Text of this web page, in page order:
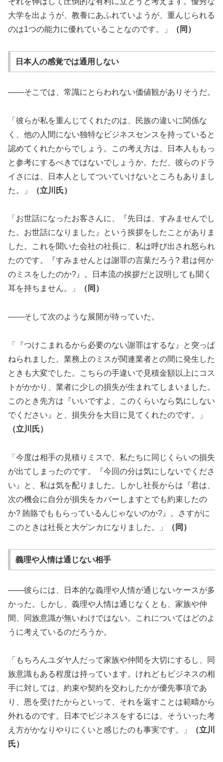
大学を出ようが、教養にあふれていようが、重んじられる
のは1つの能力に優れていることなのです。」
（同）
日本人の感覚では通用しない
――そこでは、常識にとらわれない価値観がありそうだ。
「彼らが私を重んじてくれたのは、民族の違いに関係な
く、他の人間にない独特なビジネスセンスを持っていると
認めてくれたからでしょう。この考え方は、日本人ももっ
と参考にするべきではないでしょうか。ただ、彼らのドラ
イさには、日本人としてついていけないところもありまし
た。」
（立川氏）
「お世話になったお客さんに、『先日は、すみませんでし
た。お世話になりました』という挨拶をしたことがありま
した。これを聞いた会社の社長に、私は呼び出され怒られ
たのです。『すみませんとは謝罪の言葉だろう? 君は何か
のミスをしたのか?』。日本流の挨拶だと説明しても聞く
耳を持ちません。」
（同）
――そして次のような展開が待っていた。
「『つけこまれるから必要のない謝罪はするな』と突っぱ
ねられました。業務上のミスが関連業者との間に発生した
ときも大変でした。こちらの手違いで見積金額以上にコス
トがかかり、業者に少しの損失が生まれてしまいました。
このとき先方は『いいですよ、このくらいなら気にしない
でください』と、損失分を大目に見てくれたのです。」
（立川氏）
「今度は相手の見積りミスで、私たちに同じくらいの損失
が出てしまったのです。『今回の分は気にしないでくださ
い』と、私は気を配りました。しかし社長からは『君は、
次の機会に自分が損失をカバーしますとでも約束したの
か? 賄賂でももらっているんじゃないのか?』。さすがに
このときは社長と大ゲンカになりました。」
（同）
義理や人情は通じない相手
――彼らには、日本的な義理や人情が通じないケースが多
かった。しかし、義理や人情は通じなくとも、家族や仲
間、同族意識が無いわけではない。これについてはどのよ
うに考えているのだろうか。
「もちろんユダヤ人だって家族や仲間を大切にするし、同
族意識もある程度は持っています。けれどもビジネスの相
手に対しては、約束や契約を交わしたかが優先事項であ
り、恩を受けたからといって、それを返すことは範疇から
外れるのです。日本でビジネスをするには、そういった考
え方がかなりやりにくいと感じたのも事実です。」
（立川
氏）